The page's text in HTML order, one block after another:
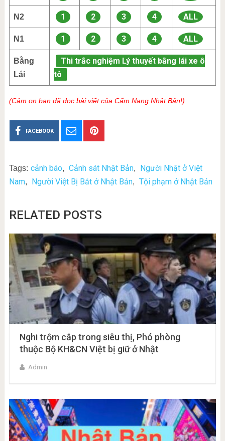
N2 1 2 3 4 ALL
N1 1 2 3 4 ALL
Bằng
Lái
Thi trắc nghiệm Lý thuyết bằng lái xe ô
tô
(Cảm ơn bạn đã đọc bài viết của Cẩm Nang Nhật Bản!)
FACEBOOK
Tags: cảnh báo, Cảnh sát Nhật Bản,
Người Nhật ở Việt
Nam, Người Việt Bị Bắt ở Nhật Bản, Tội phạm ở Nhật Bản
RELATED POSTS
Nghi trộm cắp trong siêu thị, Phó phòng
thuộc Bộ KH&CN Việt bị giữ ở Nhật
Admin